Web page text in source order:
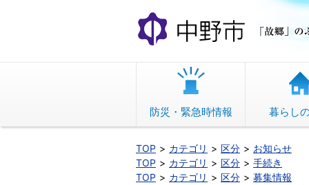
文
へ
動
防災・緊急時情報 暮らし
TOP カテゴリ 区分
お知らせ
TOP
カテゴリ 区分
手続き
TOP
カテゴリ 区分
募集情報